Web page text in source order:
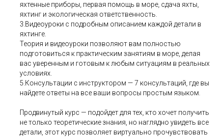
яхтенные приборы, первая помощь в море, сдача яхты,
яхтинг и экологическая ответственность.
3.Видеоуроки с подробным описанием каждой детали в
яхтинге.
Теория и видеоуроки позволяют вам полностью
подготовиться к практическим занятиям в море, делая
вас уверенным и готовым к любым ситуациям в реальных
условиях.
5.Консультации с инструктором — 7 консультаций, где вы
найдете ответы на все ваши вопросы простым языком.
Продвинутый курс — подойдет для тех, кто хочет получить
не только теоретические знания, но наглядно увидеть все
детали, этот курс позволяет виртуально прочувствовать